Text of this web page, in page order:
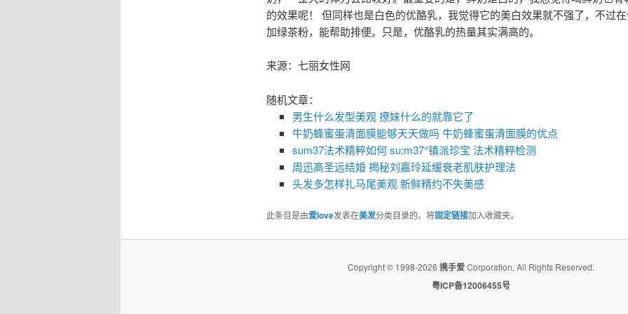
的效果呢！ 但同样也是白色的优酪乳，我觉得它的美白效果就不强了，不过
加绿茶粉，能帮助排便。只是，优酪乳的热量其实满高的。
来源：七丽女性网
随机文章：
男生什么发型美观 撩妹什么的就靠它了
牛奶蜂蜜蛋清面膜能够天天做吗 牛奶蜂蜜蛋清面膜的优点
sum37法术精粹如何 su:m37°镇派珍宝 法术精粹检测
周迅高圣远结婚 揭秘刘嘉玲延缓衰老肌肤护理法
头发多怎样扎马尾美观 新鲜精约不失美感
此条目是由爱love发表在美发分类目录的。将固定链接加入收藏夹。
Copyright © 1998-2026 携手爱Corporation, All Rights Reserved.
粤ICP备12006455号